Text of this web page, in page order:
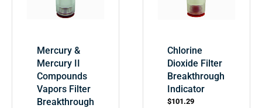
Mercury &
Mercury II
Compounds
Vapors Filter
Breakthrough
Chlorine
Dioxide Filter
Breakthrough
Indicator
$101.29